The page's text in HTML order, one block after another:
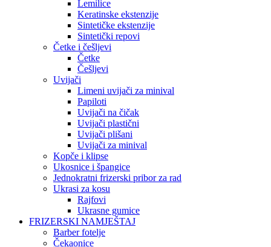
Lemilice
Keratinske ekstenzije
Sintetičke ekstenzije
Sintetički repovi
Četke i češljevi
Četke
Češljevi
Uvijači
Limeni uvijači za minival
Papiloti
Uvijači na čičak
Uvijači plastični
Uvijači plišani
Uvijači za minival
Kopče i klipse
Ukosnice i špangice
Jednokratni frizerski pribor za rad
Ukrasi za kosu
Rajfovi
Ukrasne gumice
FRIZERSKI NAMJEŠTAJ
Barber fotelje
Čekaonice